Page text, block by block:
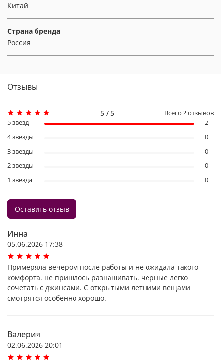
Китай
Страна бренда
Россия
Отзывы
Инна
05.06.2026 17:38
Примеряла вечером после работы и не ожидала такого
комфорта. не пришлось разнашивать. черные легко
сочетать с джинсами. С открытыми летними вещами
смотрятся особенно хорошо.
Валерия
02.06.2026 20:01
5 / 5 Всего 2отзывов
5 звезд
2
4 звезды
0
3 звезды
0
2 звезды
0
1 звезда
0
Оставить отзыв